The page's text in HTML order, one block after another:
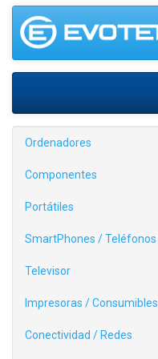
Ordenadores
Componentes
Portátiles
SmartPhones / Teléfonos
Televisor
Impresoras / Consumibles
Conectividad / Redes